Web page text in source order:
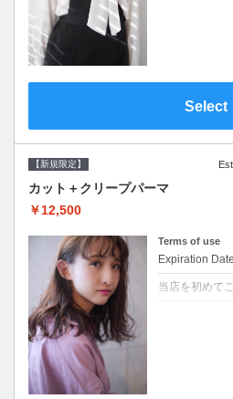
Select
【新規限定】
カット＋クリープパーマ
￥12,500
Terms of use
Expiration Date
当店を初めて